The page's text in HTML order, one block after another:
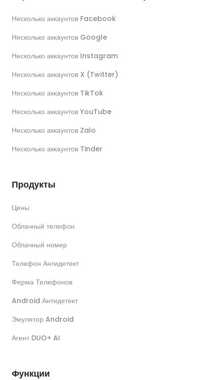
Несколько аккаунтов Facebook
Несколько аккаунтов Google
Несколько аккаунтов Instagram
Несколько аккаунтов X (Twitter)
Несколько аккаунтов TikTok
Несколько аккаунтов YouTube
Несколько аккаунтов Zalo
Несколько аккаунтов Tinder
Продукты
Цены
Облачный телефон
Облачный номер
Телефон Антидетект
Ферма Телефонов
Android Антидетект
Эмулятор Android
Агент DUO+ AI
Функции